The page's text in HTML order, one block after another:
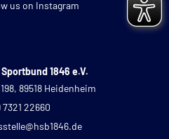
us on Instagram
1846 e.V.
89518 Heidenheim
7321 22660